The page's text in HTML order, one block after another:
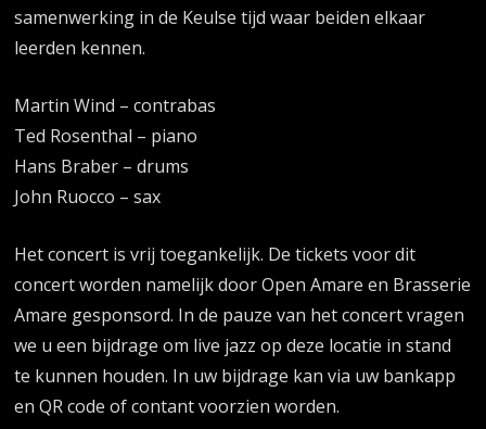
samenwerking in de Keulse tijd waar beiden elkaar
leerden kennen.
Martin Wind – contrabas
Ted Rosenthal – piano
Hans Braber – drums
John Ruocco – sax
Het concert is vrij toegankelijk. De tickets voor dit
concert worden namelijk door Open Amare en Brasserie
Amare gesponsord. In de pauze van het concert vragen
we u een bijdrage om live jazz op deze locatie in stand
te kunnen houden. In uw bijdrage kan via uw bankapp
en QR code of contant voorzien worden.